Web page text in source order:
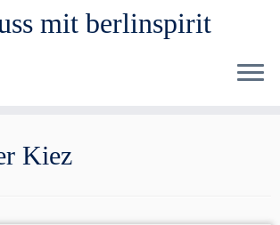
mit berlinspirit
Kiez